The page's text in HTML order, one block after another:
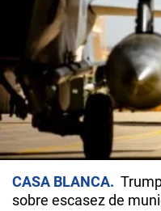
CASA BLANCA
sobre escasez de